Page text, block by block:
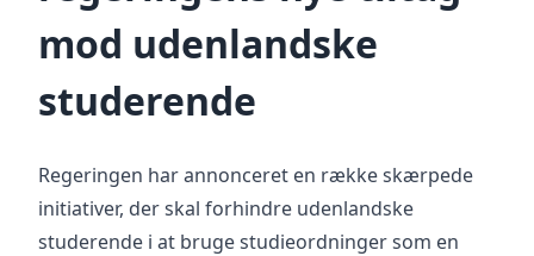
mod udenlandske
studerende
Regeringen har annonceret en række skærpede
initiativer, der skal forhindre udenlandske
studerende i at bruge studieordninger som en